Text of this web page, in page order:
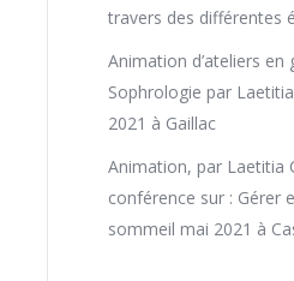
travers des différentes
Animation d’ateliers en
Sophrologie par
2021 à Gaillac
Animation, par Laetitia
conférence sur : Gérer
sommeil mai 2021 à